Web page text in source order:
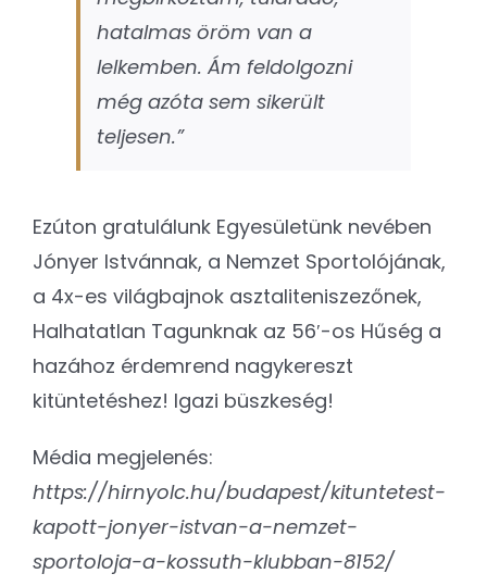
hatalmas öröm van a
lelkemben. Ám feldolgozni
még azóta sem sikerült
teljesen.”
Ezúton gratulálunk Egyesületünk nevében
Jónyer Istvánnak, a Nemzet Sportolójának,
a 4x-es világbajnok asztaliteniszezőnek,
Halhatatlan Tagunknak az 56′-os Hűség a
hazához érdemrend nagykereszt
kitüntetéshez! Igazi büszkeség!
Média megjelenés:
https://hirnyolc.hu/budapest/kituntetest-
kapott-jonyer-istvan-a-nemzet-
sportoloja-a-kossuth-klubban-8152/